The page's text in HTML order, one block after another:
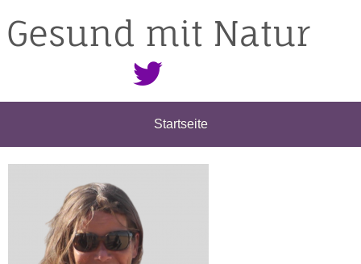
Gesund mit Natur
Startseite